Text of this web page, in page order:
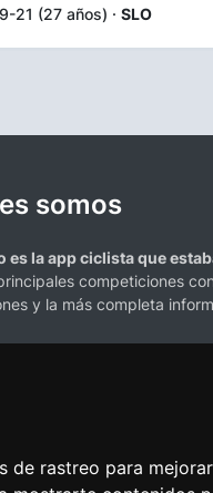
de rastreo para
21 (27 años) · SLO
somos
es la app ciclista que
competiciones
y la más completa